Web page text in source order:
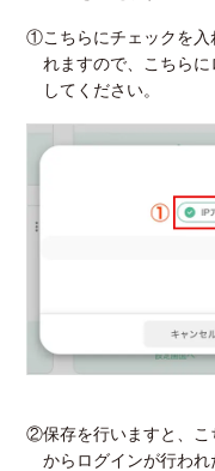
①こちらにチェックを入
れますので、こちら
してください。
②保存を行いますと、こ
からログインが行わ